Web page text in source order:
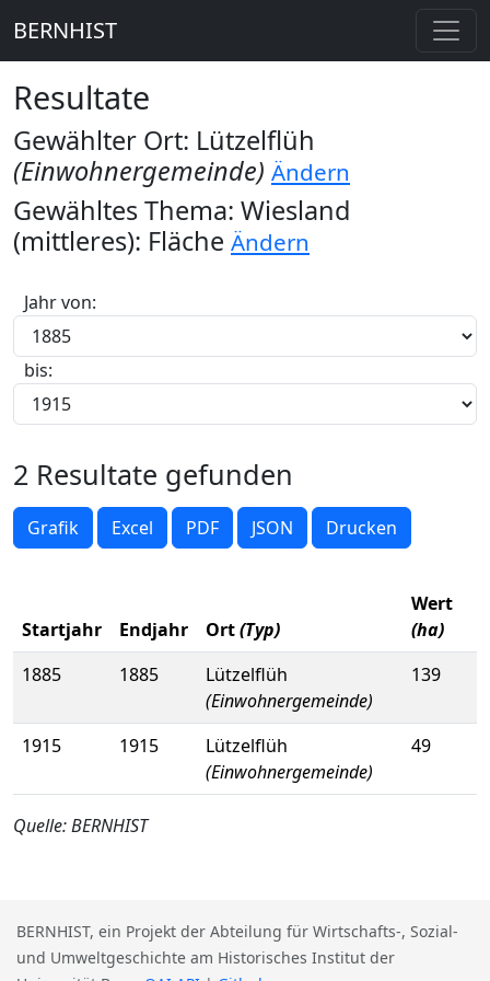
BERNHIST
Resultate
Gewählter Ort: Lützelflüh
(Einwohnergemeinde) Ändern
Gewähltes Thema: Wiesland
(mittleres): Fläche Ändern
Jahr von:
bis:
2 Resultate gefunden
Grafik Excel PDF JSON Drucken
Startjahr Endjahr Ort(Typ)
Wert
(ha)
1885
1885
Lützelflüh
(Einwohnergemeinde)
139
1915 1915
Lützelflüh
(Einwohnergemeinde)
49
Quelle: BERNHIST
BERNHIST, ein Projekt der Abteilung für Wirtschafts-, Sozial-
und Umweltgeschichte am Historisches Institut der